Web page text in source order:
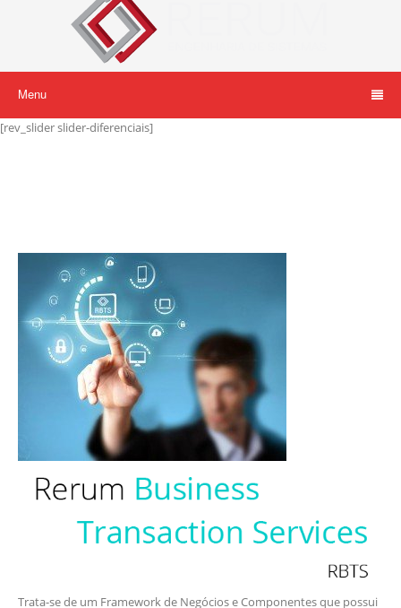
Menu
[rev_slider slider-diferenciais]
Trata-se de um Framework de Negócios e Componentes que possui